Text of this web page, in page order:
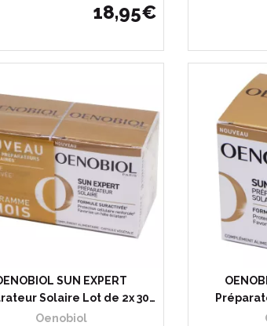
18,95€
SUN EXPERT
Solaire Lot de 2x 30…
Oenobiol